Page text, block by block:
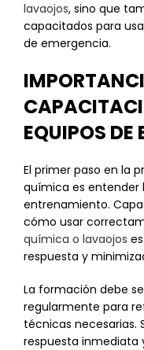
lavaojos, sino que
capacitados para
de emergencia.
EQUIPOS DE
El primer paso en la
química es entender
entrenamiento.
cómo usar
química o lavaojos
respuesta y
La formación debe
regularmente para
técnicas necesarias.
respuesta inmediata